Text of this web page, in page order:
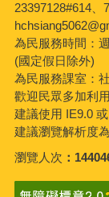
23397128#614、
為民服務時間：
(國定假日除外)
為民服務課室：
歡迎民眾多加利用
建議使用 IE9.0
建議瀏覽解析度
瀏覽人次